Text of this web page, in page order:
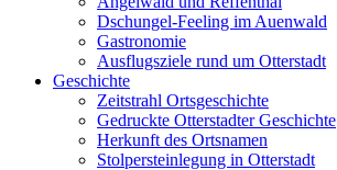
Dschungel-Feeling im Auenwald
Gastronomie
Ausflugsziele rund um Otterstadt
Geschichte
Zeitstrahl Ortsgeschichte
Gedruckte Otterstadter Geschichte
Herkunft des Ortsnamen
Stolpersteinlegung in Otterstadt